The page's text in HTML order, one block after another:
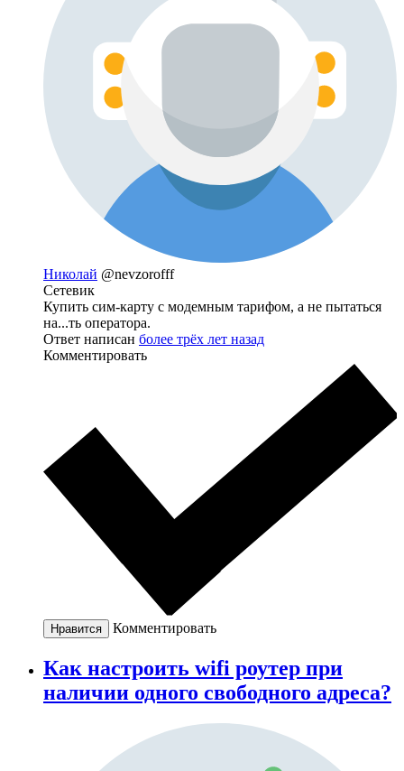
Николай @nevzorofff
Сетевик
Купить сим-карту с модемным тарифом, а не пытаться
на...ть оператора.
Ответ написан более трёх лет назад
Комментировать
Нравится Комментировать
Как настроить wifi роутер при
наличии одного свободного адреса?